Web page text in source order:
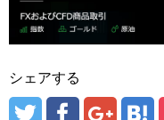
シェアする